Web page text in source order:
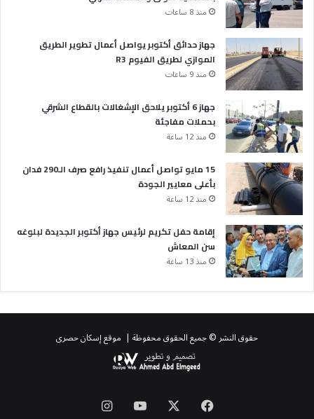
منذ 8 ساعات
جهاز حدائق أكتوبر يواصل أعمال تطوير الطريق
الموازي لطريق الفيوم R3
منذ 9 ساعات
جهاز 6 أكتوبر يلاحق الإشغالات بالقطاع الشرقي
بحملات مفاجئة
منذ 12 ساعة
15 مايو تواصل أعمال تنفيذ رافع صرف الـ290 فدان
بأعلى معايير الجودة
منذ 12 ساعة
إقامة حفل تكريم لرئيس جهاز أكتوبر الجديدة لبلوغه
سن المعاش
منذ 13 ساعة
حقوق النشر © جميع الحقوق محفوظة | موقع إسكان حصرى
فيسبوك ‫YouTube